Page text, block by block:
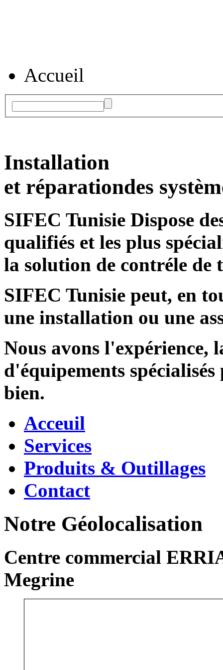
Accueil
Installation
et réparationdes
SIFEC Tunisie Dispose
qualifiés et les plus
la solution de contréle de
SIFEC Tunisie peut, en
une installation ou une
Nous avons l'expérience,
d'équipements
bien.
Acceuil
Services
Produits & Outillages
Contact
Notre Géolocalisation
Centre commercial
Megrine